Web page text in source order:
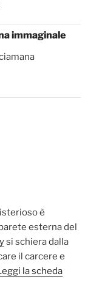
immaginale
è
esterna del
si schiera dalla
il carcere e
la scheda